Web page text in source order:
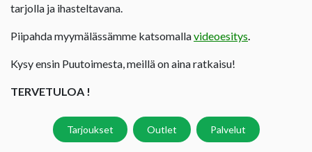
tarjolla ja ihasteltavana.
Piipahda myymälässämme katsomallavideoesitys
Kysy ensin Puutoimesta, meillä on aina ratkaisu!
TERVETULOA !
Tarjoukset Outlet Palvelut